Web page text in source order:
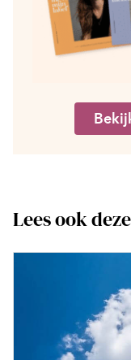
Lees ook